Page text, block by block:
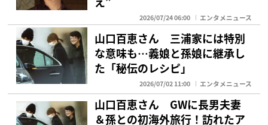
2026/07/24 06:00 エンタメニュース
山口百恵さん 三浦家には特別
な意味も…義娘と孫娘に継承し
た「秘伝のレシピ」
2026/07/02 11:00 エンタメニュース
山口百恵さん GWに長男夫妻
＆孫との初海外旅行！訪れたア